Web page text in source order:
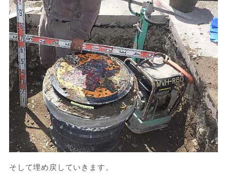
そして埋め戻していきます。